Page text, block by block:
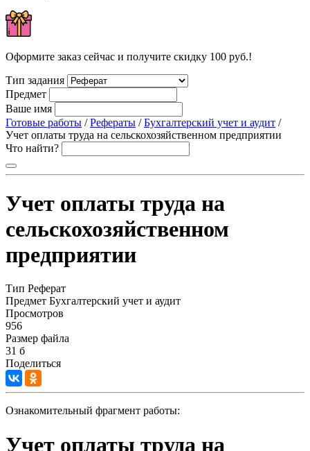
Оформите заказ сейчас и получите скидку 100 руб.!
Тип задания
Предмет
Ваше имя
Готовые работы /Рефераты /Бухгалтерский учет и аудит /
Учет оплаты труда на сельскохозяйственном предприятии
Что найти?
Учет оплаты труда на
сельскохозяйственном
предприятии
Тип Реферат
Предмет Бухгалтерский учет и аудит
Просмотров
956
Размер файла
31 б
Поделиться
Ознакомительный фрагмент работы:
Учет оплаты труда на